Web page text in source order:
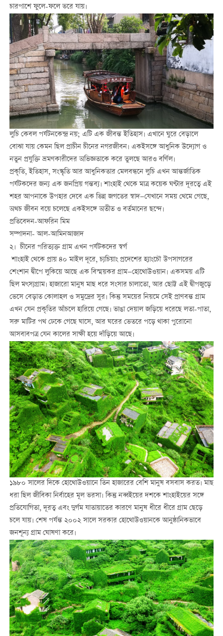
চারপাশে ফুলে-ফলে ভরে যায়।
লুচি কেবল পর্যটনকেন্দ্র নয়; এটি এক জীবন্ত ইতিহাস। এখানে ঘুরে বেড়ালে
বোঝা যায় কেমন ছিল প্রাচীন চীনের নগরজীবন। একইসঙ্গে আধুনিক উদ্যোগ ও
নতুন প্রযুক্তি ভ্রমণকারীদের অভিজ্ঞতাকে করে তুলছে আরও বর্ণিল।
প্রকৃতি, ইতিহাস, সংস্কৃতি আর আধুনিকতার মেলবন্ধনে লুচি এখন আন্তর্জাতিক
পর্যটকদের জন্য এক জনপ্রিয় গন্তব্য। শাংহাই থেকে মাত্র কয়েক ঘণ্টার দূরত্বে এই
শহর আপনাকে উপহার দেবে এক ভিন্ন জগতের স্বাদ—যেখানে সময় থেমে গেছে,
অথচ জীবন বয়ে চলেছে একইসঙ্গে অতীত ও বর্তমানের ছন্দে।
প্রতিবেদন-আফরিন মিম
সম্পাদনা- আল-আমিনআজাদ
২। চীনের পরিত্যক্ত গ্রাম এখন পর্যটকদের স্বর্গ
শাংহাই থেকে প্রায় ৪০ মাইল দূরে, চ্যচিয়াং প্রদেশের হ্যাংচৌ উপসাগরের
শেংশান দ্বীপে লুকিয়ে আছে এক বিস্ময়কর গ্রাম—হোথোউওয়ান। একসময় এটি
ছিল মৎস্যগ্রাম। হাজারো মানুষ মাছ ধরে সংসার চালাতো, আর ছোট্ট এই দ্বীপজুড়ে
ভেসে বেড়াত কোলাহল ও সমুদ্রের সুর। কিন্তু সময়ের নিয়মে সেই প্রাণবন্ত গ্রাম
এখন যেন প্রকৃতির আঁচলে হারিয়ে গেছে। ভাঙা দেয়াল জড়িয়ে ধরেছে লতা-পাতা,
সরু মাটির পথ ঢেকে গেছে ঘাসে, আর ঘরের ভেতরে পড়ে থাকা পুরোনো
আসবাবপত্র যেন কালের সাক্ষী হয়ে দাঁড়িয়ে আছে।
১৯৮০ সালের দিকে হোথোউওয়ানে তিন হাজারের বেশি মানুষ বসবাস করত। মাছ
ধরা ছিল জীবিকা নির্বাহের মূল ভরসা। কিন্তু নব্বইয়ের দশকে শাংহাইয়ের সঙ্গে
প্রতিযোগিতা, দূরত্ব এবং দুর্গম যাতায়াতের কারণে মানুষ ধীরে ধীরে গ্রাম ছেড়ে
চলে যায়। শেষ পর্যন্ত ২০০২ সালে সরকার হোথোউওয়ানকে আনুষ্ঠানিকভাবে
জনশূন্য গ্রাম ঘোষণা করে।